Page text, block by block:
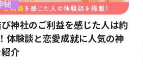
秘
神社のご利益を感じた人は約
体験談と恋愛成就に人気の神
紹介